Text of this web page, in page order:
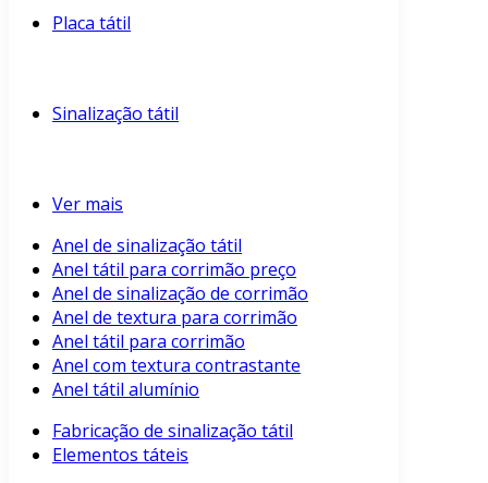
Placa tátil
Sinalização tátil
Ver mais
Anel de sinalização tátil
Anel tátil para corrimão preço
Anel de sinalização de corrimão
Anel de textura para corrimão
Anel tátil para corrimão
Anel com textura contrastante
Anel tátil alumínio
Fabricação de sinalização tátil
Elementos táteis